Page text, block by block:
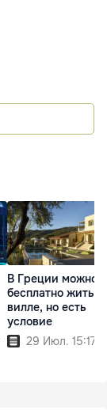
В Греции можно
бесплатно жить
вилле, но есть
условие
29 Июл. 15:17